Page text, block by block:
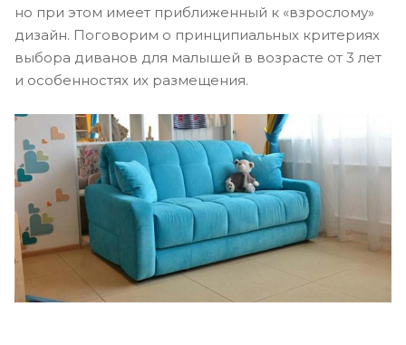
но при этом имеет приближенный к «взрослому»
дизайн. Поговорим о принципиальных критериях
выбора диванов для малышей в возрасте от 3 лет
и особенностях их размещения.